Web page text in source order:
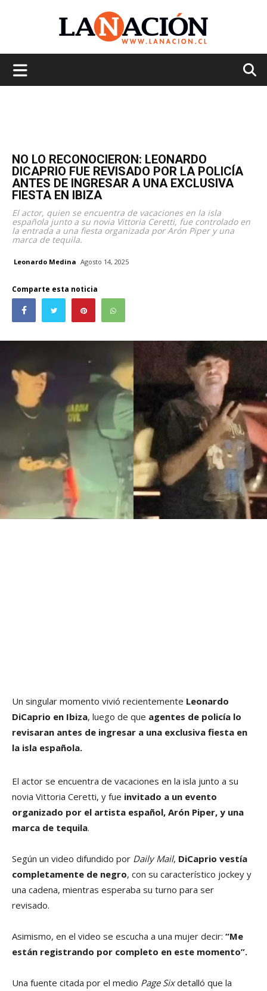
NO LO RECONOCIERON: LEONARDO
DICAPRIO FUE REVISADO POR LA POLICÍA
ANTES DE INGRESAR A UNA EXCLUSIVA
FIESTA EN IBIZA
El actor, quien se encuentra de vacaciones en la isla
española junto a su novia Vittoria Ceretti, fue controlado en
la entrada a una fiesta organizada por Arón Piper y una
marca de tequila.
Leonardo Medina Agosto 14, 2025
Comparte esta noticia
Un singular momento vivió recientemente Leonardo
DiCaprio en Ibiza, luego de que agentes de policía lo
revisaran antes de ingresar a una exclusiva fiesta en
la isla española.
El actor se encuentra de vacaciones en la isla junto a su
novia Vittoria Ceretti, y fue invitado a un evento
organizado por el artista español, Arón Piper, y una
marca de tequila.
Según un video difundido por Daily Mail, DiCaprio vestía
completamente de negro, con su característico jockey y
una cadena, mientras esperaba su turno para ser
revisado.
Asimismo, en el video se escucha a una mujer decir: “Me
están registrando por completo en este momento”.
Una fuente citada por el medio Page Sixdetalló que la